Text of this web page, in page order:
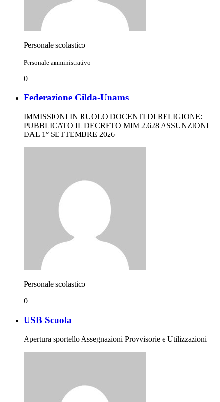
Personale scolastico
Personale amministrativo
0
Federazione Gilda-Unams
IMMISSIONI IN RUOLO DOCENTI DI RELIGIONE:
PUBBLICATO IL DECRETO MIM 2.628 ASSUNZIONI
DAL 1° SETTEMBRE 2026
Personale scolastico
0
USB Scuola
Apertura sportello Assegnazioni Provvisorie e Utilizzazioni